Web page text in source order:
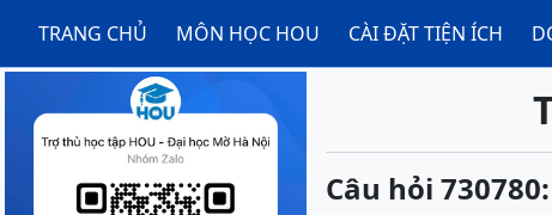
TRANG CHỦ MÔN HỌC HOU CÀI ĐẶT TIỆN ÍCH
Câu hỏi 730780: